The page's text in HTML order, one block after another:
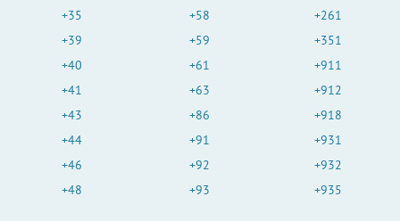
+35
+39
+40
+41
+43
+44
+46
+48
+58
+59
+61
+63
+86
+91
+92
+93
+261
+351
+911
+912
+918
+931
+932
+935